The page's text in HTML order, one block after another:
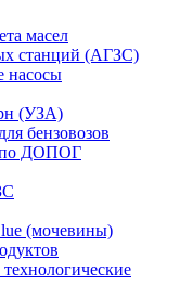
масел
станций (АГЗС)
насосы
(УЗА)
бензовозов
по ДОПОГ
(мочевины)